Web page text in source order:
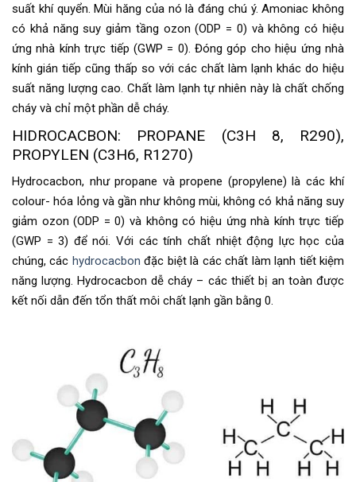
suất khí quyển. Mùi hăng của nó là đáng chú ý. Amoniac không
có khả năng suy giảm tầng ozon (ODP = 0) và không có hiệu
ứng nhà kính trực tiếp (GWP = 0). Đóng góp cho hiệu ứng nhà
kính gián tiếp cũng thấp so với các chất làm lạnh khác do hiệu
suất năng lượng cao. Chất làm lạnh tự nhiên này là chất chống
cháy và chỉ một phần dễ cháy.
HIDROCACBON: PROPANE (C3H 8, R290),
PROPYLEN (C3H6, R1270)
Hydrocacbon, như propane và propene (propylene) là các khí
colour- hóa lỏng và gần như không mùi, không có khả năng suy
giảm ozon (ODP = 0) và không có hiệu ứng nhà kính trực tiếp
(GWP = 3) để nói. Với các tính chất nhiệt động lực học của
chúng, các hydrocacbon đặc biệt là các chất làm lạnh tiết kiệm
năng lượng. Hydrocacbon dễ cháy – các thiết bị an toàn được
kết nối dẫn đến tổn thất môi chất lạnh gần bằng 0.